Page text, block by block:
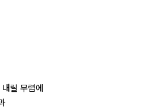
릴 무렵에